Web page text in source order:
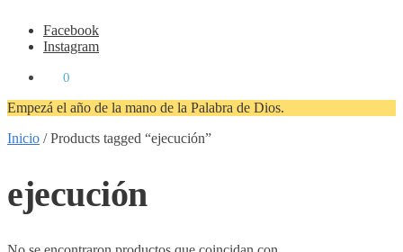
Facebook
Instagram
0
Empezá el año de la mano de la Palabra de Dios.
Inicio /Products tagged “ejecución”
ejecución